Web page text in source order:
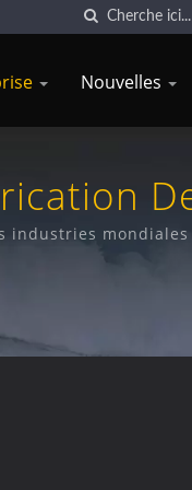
Nouvelles
industries mondiales